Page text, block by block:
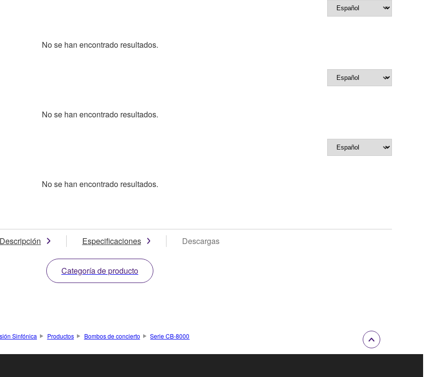
No se han encontrado resultados.
No se han encontrado resultados.
No se han encontrado resultados.
Descripción Especificaciones Descargas
Categoría de producto
Sinfónica Productos Bombos de concierto Serie CB-8000